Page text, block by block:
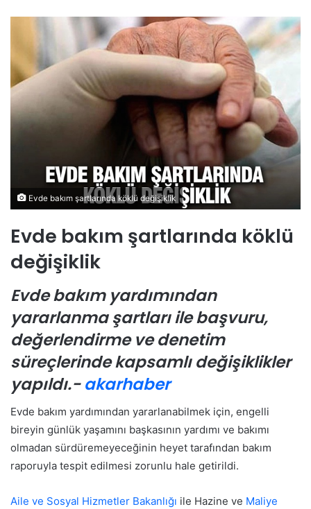
Evde bakım şartlarında köklü değişiklik
Evde bakım şartlarında köklü
değişiklik
Evde bakım yardımından
yararlanma şartları ile başvuru,
değerlendirme ve denetim
süreçlerinde kapsamlı değişiklikler
yapıldı.-akarhaber
Evde bakım yardımından yararlanabilmek için, engelli
bireyin günlük yaşamını başkasının yardımı ve bakımı
olmadan sürdüremeyeceğinin heyet tarafından bakım
raporuyla tespit edilmesi zorunlu hale getirildi.
Aile ve Sosyal Hizmetler Bakanlığı ile Hazine ve Maliye